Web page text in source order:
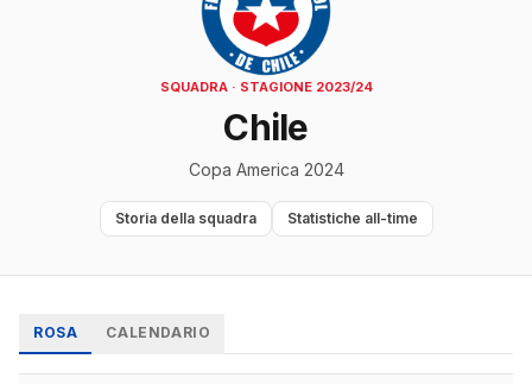
SQUADRA · STAGIONE 2023/24
Chile
Copa America 2024
Storia della squadra Statistiche all-time
ROSA CALENDARIO